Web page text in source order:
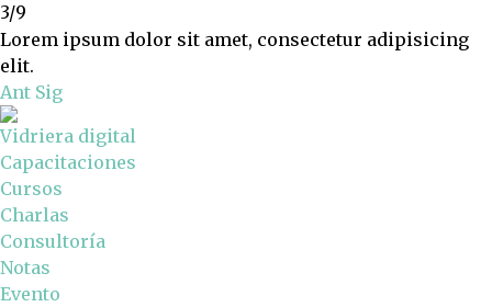
3/9
Lorem ipsum dolor sit amet, consectetur adipisicing
elit.
Ant Sig
Vidriera digital
Capacitaciones
Cursos
Charlas
Consultoría
Notas
Evento